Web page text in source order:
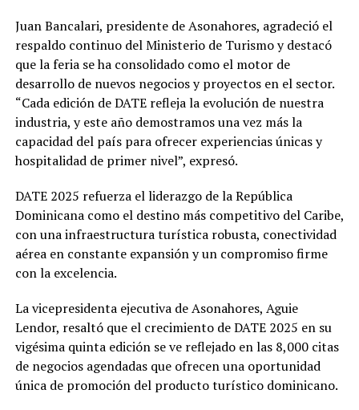
Juan Bancalari, presidente de Asonahores, agradeció el
respaldo continuo del Ministerio de Turismo y destacó
que la feria se ha consolidado como el motor de
desarrollo de nuevos negocios y proyectos en el sector.
“Cada edición de DATE refleja la evolución de nuestra
industria, y este año demostramos una vez más la
capacidad del país para ofrecer experiencias únicas y
hospitalidad de primer nivel”, expresó.
DATE 2025 refuerza el liderazgo de la República
Dominicana como el destino más competitivo del Caribe,
con una infraestructura turística robusta, conectividad
aérea en constante expansión y un compromiso firme
con la excelencia.
La vicepresidenta ejecutiva de Asonahores, Aguie
Lendor, resaltó que el crecimiento de DATE 2025 en su
vigésima quinta edición se ve reflejado en las 8,000 citas
de negocios agendadas que ofrecen una oportunidad
única de promoción del producto turístico dominicano.